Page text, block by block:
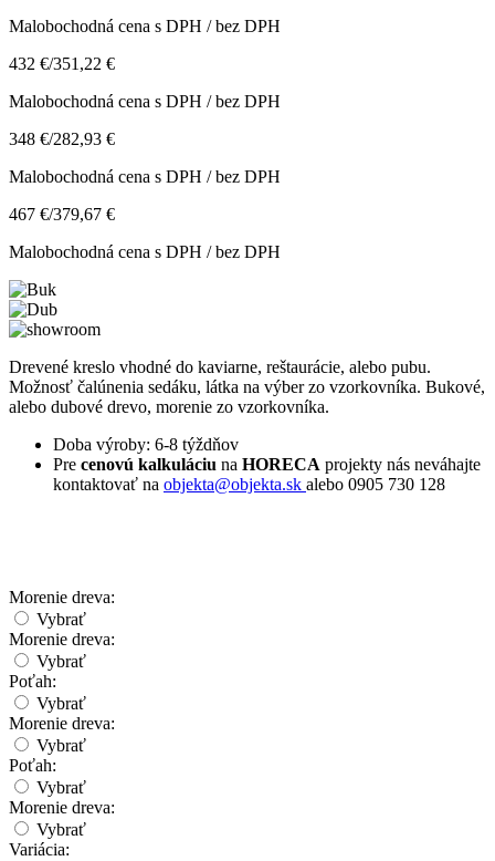
Malobochodná cena s DPH / bez DPH
432 €/351,22 €
Malobochodná cena s DPH / bez DPH
348 €/282,93 €
Malobochodná cena s DPH / bez DPH
467 €/379,67 €
Malobochodná cena s DPH / bez DPH
Drevené kreslo vhodné do kaviarne, reštaurácie, alebo pubu.
Možnosť čalúnenia sedáku, látka na výber zo vzorkovníka. Bukové,
alebo dubové drevo, morenie zo vzorkovníka.
Doba výroby: 6-8 týždňov
Pre cenovú kalkuláciu na HORECA projekty nás neváhajte
kontaktovať na objekta@objekta.sk alebo 0905 730 128
Morenie dreva:
Vybrať
Morenie dreva:
Vybrať
Poťah:
Vybrať
Morenie dreva:
Vybrať
Poťah:
Vybrať
Morenie dreva:
Vybrať
Variácia: